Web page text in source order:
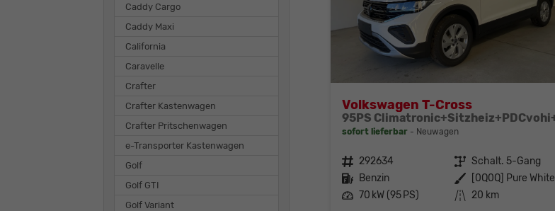
Volkswagen T-Cross
sofort lieferbar Neuwagen
Fahrzeugnr. 292634 Getriebe Schalt. 5-Gang
Kraftstoff Benzin Außenfarbe
[0Q0Q] Pure White
Leistung 70 kW (95 PS) Kilometerstand 20 km
Caddy Cargo
Caddy Maxi
California
Caravelle
Crafter
Crafter Kastenwagen
Crafter Pritschenwagen
e-Transporter Kastenwagen
Golf
Golf GTI
Golf Variant